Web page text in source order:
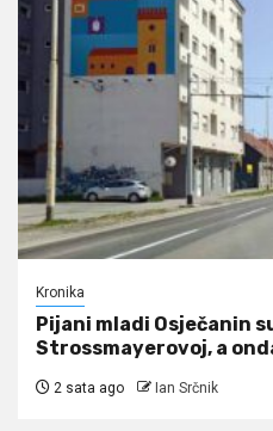
Kronika
Pijani mladi Osječanin
Strossmayerovoj, a
2 sata ago Ian Srčnik